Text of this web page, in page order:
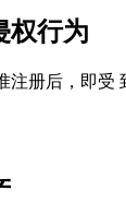
权行为
注册后，即受